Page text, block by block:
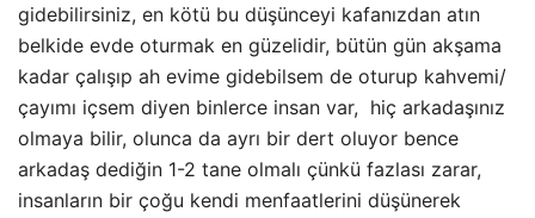
gidebilirsiniz, en kötü bu düşünceyi kafanızdan atın
belkide evde oturmak en güzelidir, bütün gün akşama
kadar çalışıp ah evime gidebilsem de oturup kahvemi/
çayımı içsem diyen binlerce insan var, hiç arkadaşınız
olmaya bilir, olunca da ayrı bir dert oluyor bence
arkadaş dediğin 1-2 tane olmalı çünkü fazlası zarar,
insanların bir çoğu kendi menfaatlerini düşünerek